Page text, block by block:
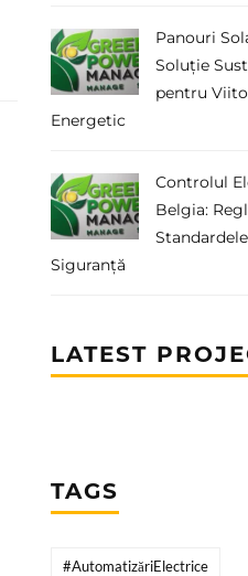
Panouri
Soluție
pentru
Energetic
Controlul
Belgia:
Siguranță
LATEST
TAGS
#AutomatizăriElectrice